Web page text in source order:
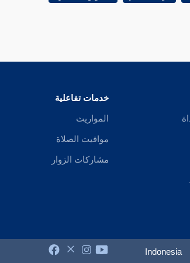
خدمات تفاعلية
المواريث
مواقيت الصلاة
مشاركات الزوار
Indonesia